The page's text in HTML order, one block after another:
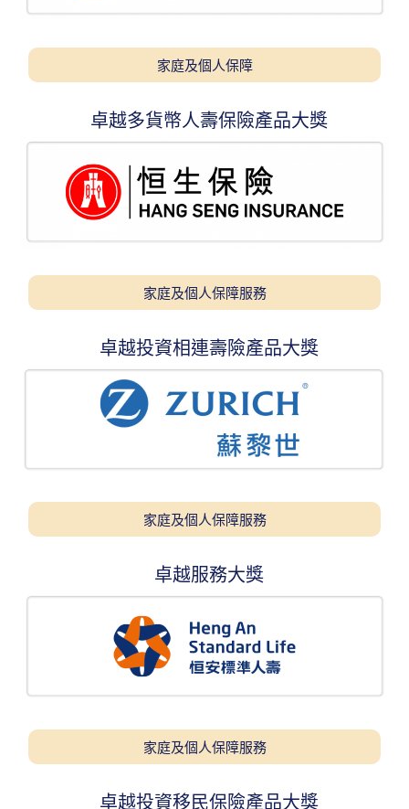
家庭及個人保障
卓越多貨幣人壽保險產品大獎
家庭及個人保障服務
卓越投資相連壽險產品大獎
家庭及個人保障服務
卓越服務大獎
家庭及個人保障服務
卓越投資移民保險產品大獎